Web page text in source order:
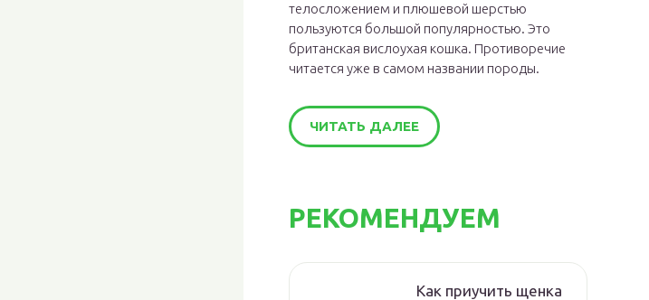
телосложением и плюшевой шерстью
пользуются большой популярностью. Это
британская вислоухая кошка. Противоречие
читается уже в самом названии породы.
ЧИТАТЬ ДАЛЕЕ
РЕКОМЕНДУЕМ
Как приучить щенка